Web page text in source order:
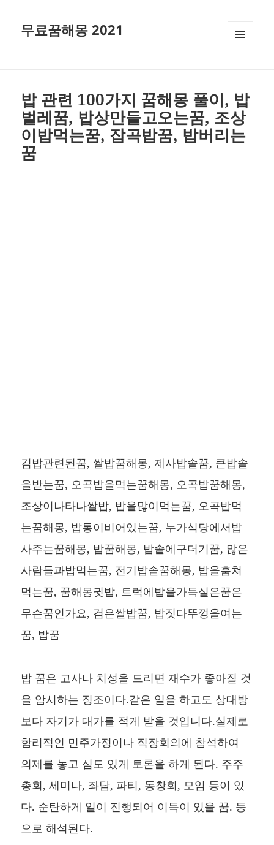
무료꿈해몽 2021
밥 관련 100가지 꿈해몽 풀이, 밥
벌레꿈, 밥상만들고오는꿈, 조상
이밥먹는꿈, 잡곡밥꿈, 밥버리는
꿈
김밥관련된꿈, 쌀밥꿈해몽, 제사밥솥꿈, 큰밥솥
을받는꿈, 오곡밥을먹는꿈해몽, 오곡밥꿈해몽,
조상이나타나쌀밥, 밥을많이먹는꿈, 오곡밥먹
는꿈해몽, 밥통이비어있는꿈, 누가식당에서밥
사주는꿈해몽, 밥꿈해몽, 밥솥에구더기꿈, 많은
사람들과밥먹는꿈, 전기밥솥꿈해몽, 밥을훔쳐
먹는꿈, 꿈해몽귓밥, 트럭에밥을가득실은꿈은
무슨꿈인가요, 검은쌀밥꿈, 밥짓다뚜껑을여는
꿈, 밥꿈
밥 꿈은 고사나 치성을 드리면 재수가 좋아질 것
을 암시하는 징조이다.같은 일을 하고도 상대방
보다 자기가 대가를 적게 받을 것입니다.실제로
합리적인 민주가정이나 직장회의에 참석하여
의제를 놓고 심도 있게 토론을 하게 된다. 주주
총회, 세미나, 좌담, 파티, 동창회, 모임 등이 있
다. 순탄하게 일이 진행되어 이득이 있을 꿈. 등
으로 해석된다.